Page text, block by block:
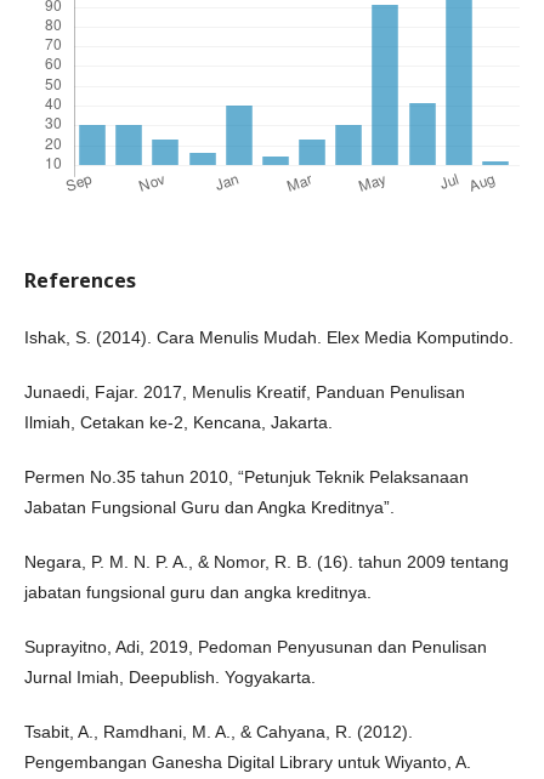
References
Ishak, S. (2014). Cara Menulis Mudah. Elex Media Komputindo.
Junaedi, Fajar. 2017, Menulis Kreatif, Panduan Penulisan
Ilmiah, Cetakan ke-2, Kencana, Jakarta.
Permen No.35 tahun 2010, “Petunjuk Teknik Pelaksanaan
Jabatan Fungsional Guru dan Angka Kreditnya”.
Negara, P. M. N. P. A., & Nomor, R. B. (16). tahun 2009 tentang
jabatan fungsional guru dan angka kreditnya.
Suprayitno, Adi, 2019, Pedoman Penyusunan dan Penulisan
Jurnal Imiah, Deepublish. Yogyakarta.
Tsabit, A., Ramdhani, M. A., & Cahyana, R. (2012).
Pengembangan Ganesha Digital Library untuk Wiyanto, A.